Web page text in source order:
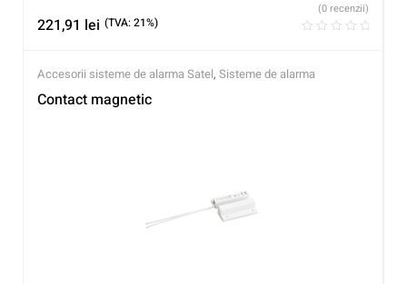
221,91 lei (TVA: 21%)
(0 recenzii)
Accesorii sisteme de alarma Satel, Sisteme de alarma
Contact magnetic